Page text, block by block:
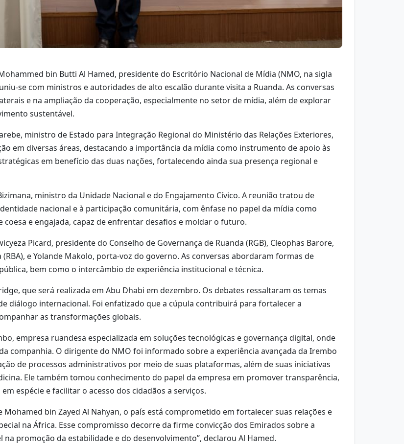
bin Butti Al Hamed, presidente do Escritório Nacional de Mídia (NMO, na sigla
se com ministros e autoridades de alto escalão durante visita a Ruanda. As conversas
e na ampliação da cooperação, especialmente no setor de mídia, além de explorar
sustentável.
ministro de Estado para Integração Regional do Ministério das Relações Exteriores,
em diversas áreas, destacando a importância da mídia como instrumento de apoio às
em benefício das duas nações, fortalecendo ainda sua presença regional e
ministro da Unidade Nacional e do Engajamento Cívico. A reunião tratou de
nacional e à participação comunitária, com ênfase no papel da mídia como
e engajada, capaz de enfrentar desafios e moldar o futuro.
Picard, presidente do Conselho de Governança de Ruanda (RGB), Cleophas Barore,
e Yolande Makolo, porta-voz do governo. As conversas abordaram formas de
bem como o intercâmbio de experiência institucional e técnica.
que será realizada em Abu Dhabi em dezembro. Os debates ressaltaram os temas
diálogo internacional. Foi enfatizado que a cúpula contribuirá para fortalecer a
as transformações globais.
empresa ruandesa especializada em soluções tecnológicas e governança digital, onde
companhia. O dirigente do NMO foi informado sobre a experiência avançada da Irembo
de processos administrativos por meio de suas plataformas, além de suas iniciativas
Ele também tomou conhecimento do papel da empresa em promover transparência,
espécie e facilitar o acesso dos cidadãos a serviços.
bin Zayed Al Nahyan, o país está comprometido em fortalecer suas relações e
na África. Esse compromisso decorre da firme convicção dos Emirados sobre a
promoção da estabilidade e do desenvolvimento”, declarou Al Hamed.